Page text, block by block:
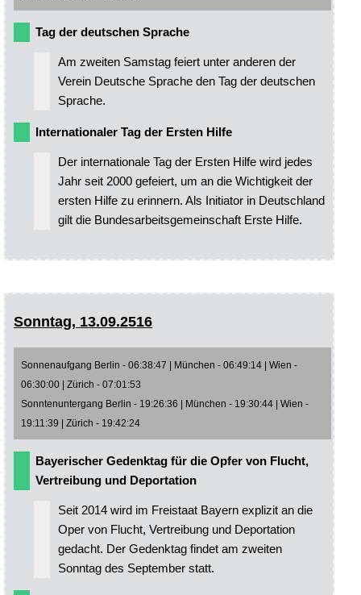
Tag der deutschen Sprache
Am zweiten Samstag feiert unter anderen der
Verein Deutsche Sprache den Tag der deutschen
Sprache.
Internationaler Tag der Ersten Hilfe
Der internationale Tag der Ersten Hilfe wird jedes
Jahr seit 2000 gefeiert, um an die Wichtigkeit der
ersten Hilfe zu erinnern. Als Initiator in Deutschland
gilt die Bundesarbeitsgemeinschaft Erste Hilfe.
Sonntag, 13.09.2516
Sonnenaufgang Berlin - 06:38:47 | München - 06:49:14 | Wien -
06:30:00 | Zürich - 07:01:53
Sonntenuntergang Berlin - 19:26:36 | München - 19:30:44 | Wien -
19:11:39 | Zürich - 19:42:24
Bayerischer Gedenktag für die Opfer von Flucht,
Vertreibung und Deportation
Seit 2014 wird im Freistaat Bayern explizit an die
Oper von Flucht, Vertreibung und Deportation
gedacht. Der Gedenktag findet am zweiten
Sonntag des September statt.